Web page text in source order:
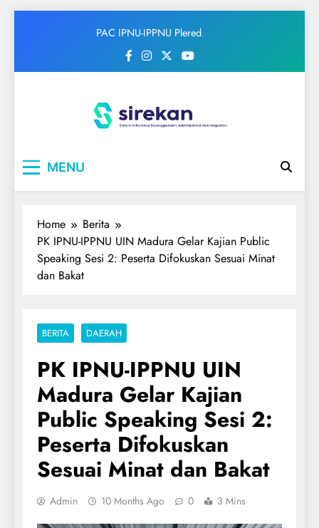
PAC IPNU-IPPNU Plered
Bersama Sambut Maulid
MENU
Home
Berita
PK IPNU-IPPNU UIN Madura Gelar Kajian Public
Speaking Sesi 2: Peserta Difokuskan Sesuai Minat
dan Bakat
BERITA DAERAH
PK IPNU-IPPNU UIN
Madura Gelar Kajian
Public Speaking Sesi 2:
Peserta Difokuskan
Sesuai Minat dan Bakat
Admin 10 Months Ago 0 3 Mins